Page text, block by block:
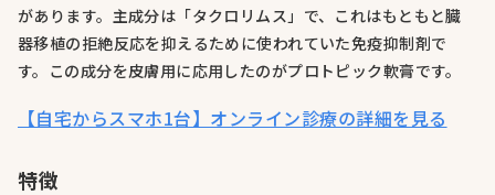
があります。主成分は「タクロリムス」で、これはもともと臓
器移植の拒絶反応を抑えるために使われていた免疫抑制剤で
す。この成分を皮膚用に応用したのがプロトピック軟膏です。
【自宅からスマホ1台】オンライン診療の詳細を見る
特徴